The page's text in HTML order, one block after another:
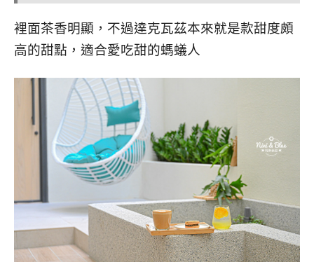
裡面茶香明顯，不過達克瓦茲本來就是款甜度頗
高的甜點，適合愛吃甜的螞蟻人